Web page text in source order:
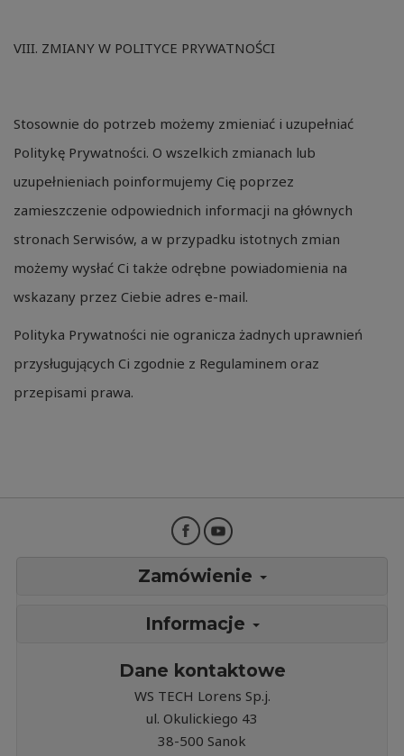
VIII. ZMIANY W POLITYCE PRYWATNOŚCI
Stosownie do potrzeb możemy zmieniać i uzupełniać
Politykę Prywatności. O wszelkich zmianach lub
uzupełnieniach poinformujemy Cię poprzez
zamieszczenie odpowiednich informacji na głównych
stronach Serwisów, a w przypadku istotnych zmian
możemy wysłać Ci także odrębne powiadomienia na
wskazany przez Ciebie adres e-mail.
Polityka Prywatności nie ogranicza żadnych uprawnień
przysługujących Ci zgodnie z Regulaminem oraz
przepisami prawa.
Zamówienie
Informacje
Dane kontaktowe
WS TECH Lorens Sp.j.
ul. Okulickiego 43
38-500 Sanok